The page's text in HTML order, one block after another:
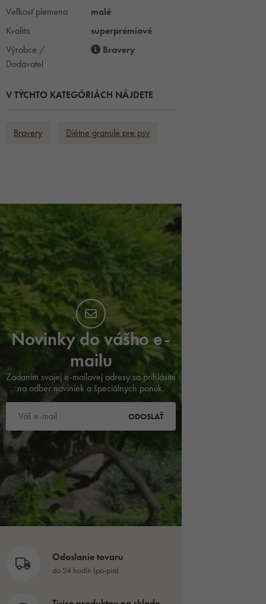
Veľkosť plemena
malé
Kvalita
superprémiové
Výrobce /
Dodavatel
Bravery
V TÝCHTO KATEGÓRIÁCH NÁJDETE
Bravery Diétne granule pre psy
Novinky do vášho e-
mailu
Zadaním svojej e-mailovej adresy sa prihlásite
na odber noviniek a špeciálnych ponúk.
ODOSLAŤ
Odoslanie tovaru
do 24 hodín (po-pia)